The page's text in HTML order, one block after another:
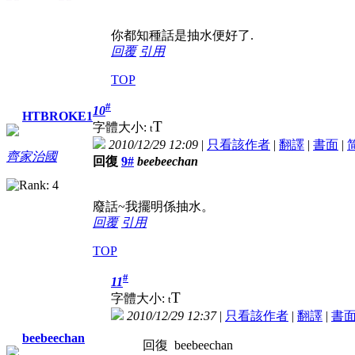
你都知種話是抽水便好了.
回覆 引用
TOP
HTBROKE1
齊家治國
10#
字體大小: tT
2010/12/29 12:09 | 只看該作者 | 翻譯 | 書面 |
回復 9# beebeechan
廢話~我擺明係抽水。
回覆 引用
TOP
beebeechan
11#
字體大小: tT
2010/12/29 12:37| 只看該作者 | 翻譯 | 書
回復 beebeechan